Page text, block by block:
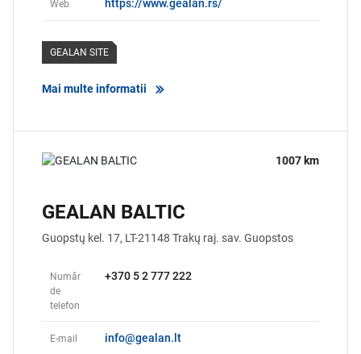
Web https://www.gealan.rs/
GEALAN SITE
Mai multe informatii
1007 km
GEALAN BALTIC
Guopstų kel. 17, LT-21148 Trakų raj. sav. Guopstos
Număr
de
telefon
+370 5 2 777 222
E-mail info@gealan.lt